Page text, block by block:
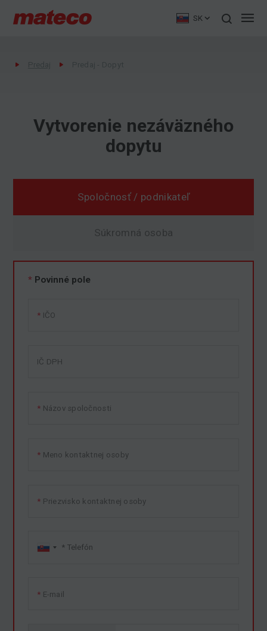
SK
Vytvorenie nezáväzného
dopytu
Spoločnosť / podnikateľ
Súkromná osoba
* Povinné pole
IČO
IČ DPH
Názov spoločnosti
Meno kontaktnej osoby
Priezvisko kontaktnej osoby
E-mail